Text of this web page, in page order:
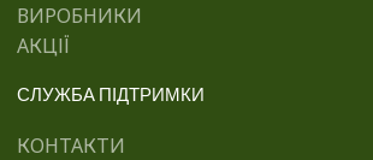
ВИРОБНИКИ
АКЦІЇ
СЛУЖБА ПІДТРИМКИ
КОНТАКТИ